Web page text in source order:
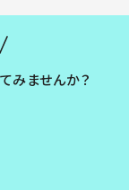
みませんか？